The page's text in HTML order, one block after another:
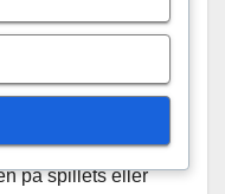
spil eller den
første skridt til
typisk at
på spillets eller